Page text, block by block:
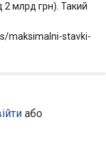
2 млрд грн). Такий
maksimalni-stavki-
або